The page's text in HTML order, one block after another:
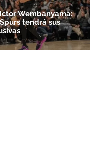
Wembanyama:
tendrá sus